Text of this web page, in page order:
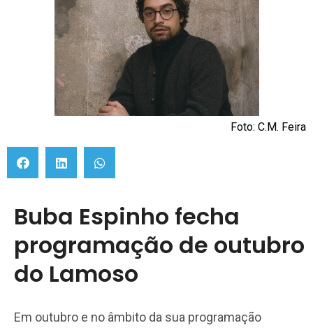
Foto: C.M. Feira
Buba Espinho fecha
programação de outubro
do Lamoso
Em outubro e no âmbito da sua programação